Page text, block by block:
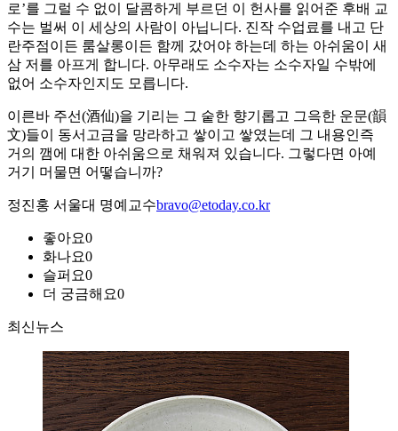
로’를 그럴 수 없이 달콤하게 부르던 이 헌사를 읽어준 후배 교
수는 벌써 이 세상의 사람이 아닙니다. 진작 수업료를 내고 단
란주점이든 룸살롱이든 함께 갔어야 하는데 하는 아쉬움이 새
삼 저를 아프게 합니다. 아무래도 소수자는 소수자일 수밖에
없어 소수자인지도 모릅니다.
이른바 주선(酒仙)을 기리는 그 숱한 향기롭고 그윽한 운문(韻
文)들이 동서고금을 망라하고 쌓이고 쌓였는데 그 내용인즉
거의 깸에 대한 아쉬움으로 채워져 있습니다. 그렇다면 아예
거기 머물면 어떻습니까?
정진홍 서울대 명예교수bravo@etoday.co.kr
좋아요0
화나요0
슬퍼요0
더 궁금해요0
최신뉴스